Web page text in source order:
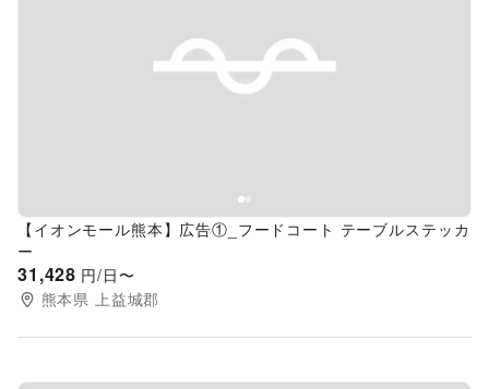
Previous slide
【イオンモール熊本】広告①_フードコート テーブルステッカ
ー
31,428 円/日〜
熊本県 上益城郡